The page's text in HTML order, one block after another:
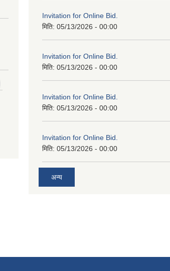
Invitation for Online Bid.
मिति: 05/13/2026 - 00:00
Invitation for Online Bid.
मिति: 05/13/2026 - 00:00
Invitation for Online Bid.
मिति: 05/13/2026 - 00:00
Invitation for Online Bid.
मिति: 05/13/2026 - 00:00
अन्य